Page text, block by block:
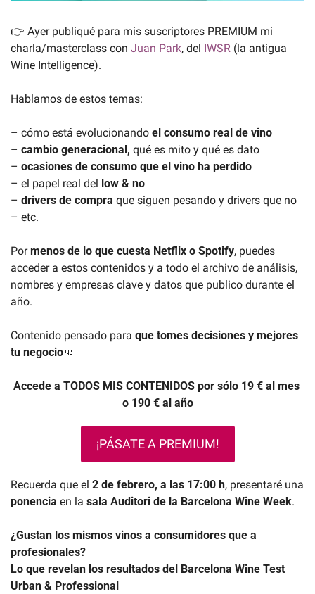
👉 Ayer publiqué para mis suscriptores PREMIUM mi
charla/masterclass con Juan Park, del IWSR (la antigua
Wine Intelligence).
Hablamos de estos temas:
– cómo está evolucionando el consumo real de vino
– cambio generacional, qué es mito y qué es dato
– ocasiones de consumo que el vino ha perdido
– el papel real del
low & no
– drivers de compra que siguen pesando y drivers que no
– etc.
Por menos de lo que cuesta Netflix o Spotify, puedes
acceder a estos contenidos y a todo el archivo de análisis,
nombres y empresas clave y datos que publico durante el
año.
Contenido pensado para que tomes decisiones y mejores
tu negocio👊
Accede a TODOS MIS CONTENIDOS por sólo 19 € al mes
o 190 € al año
¡PÁSATE A PREMIUM!
Recuerda que el 2 de febrero, a las 17:00 h
ponencia en la sala Auditori de la Barcelona Wine Week.
¿Gustan los mismos vinos a consumidores que a
profesionales?
Lo que revelan los resultados del Barcelona Wine Test
Urban & Professional